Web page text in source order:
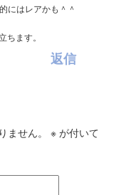
にはレアかも＾＾
ます。
返信
せん。 ※ が付いて